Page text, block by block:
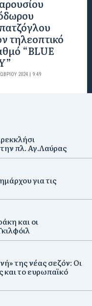
τηλεοπτικό
“BLUE
2024 | 9:49
πλ. Αγ.Λαύρας
για τις
και οι
της νέας σεζόν: Οι
και το ευρωπαϊκό